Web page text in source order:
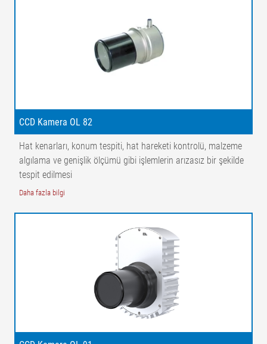
AB = Çalışma genişliği | MB = Ölçüm aralığı | NB = Nominal
yayıcı | 2 = CCD çizgi tarama kamerası | 3 = Kılavuz merdane
CCD Kamera OL 82
Hat kenarları, konum tespiti, hat hareketi kontrolü, malzeme
algılama ve genişlik ölçümü gibi işlemlerin arızasız bir şekilde
tespit edilmesi
Daha fazla bilgi